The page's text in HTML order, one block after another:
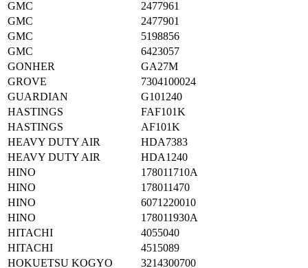
GMC
2477961
GMC
2477901
GMC
5198856
GMC
6423057
GONHER
GA27M
GROVE
7304100024
GUARDIAN
G101240
HASTINGS
FAF101K
HASTINGS
AF101K
HEAVY DUTY AIR
HDA7383
HEAVY DUTY AIR
HDA1240
HINO
178011710A
HINO
178011470
HINO
6071220010
HINO
178011930A
HITACHI
4055040
HITACHI
4515089
HOKUETSU KOGYO
3214300700